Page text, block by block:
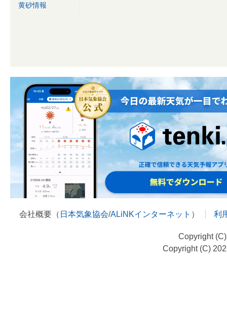
黄砂情報
会社概要（ 日本気象協会/ALiNKインターネット ） 利
Copyright
Copyright (C)